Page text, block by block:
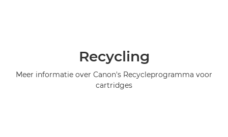
Recycling
Meer informatie over Canon's Recycleprogramma voor
cartridges